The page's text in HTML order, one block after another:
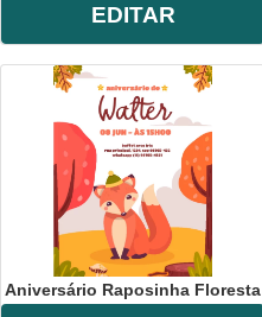
EDITAR
Aniversário Raposinha Floresta